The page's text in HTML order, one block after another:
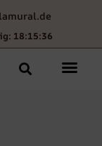
18:15:35